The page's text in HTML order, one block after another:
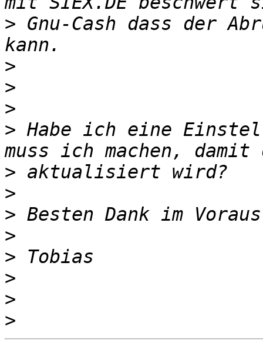
> Gnu-Cash dass der
>
>
>
> Habe ich eine
>
>
>
>
>
>
>
>